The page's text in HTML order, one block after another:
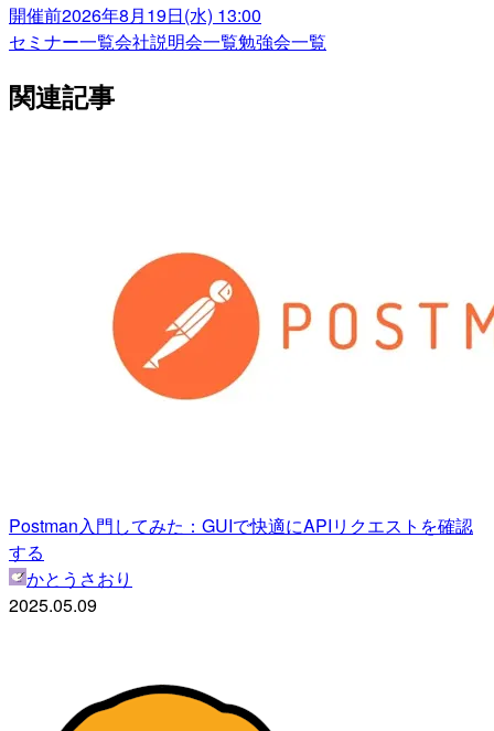
開催前2026年8月19日(水) 13:00
セミナー一覧会社説明会一覧勉強会一覧
関連記事
Postman入門してみた：GUIで快適にAPIリクエストを確認
する
かとうさおり
2025.05.09